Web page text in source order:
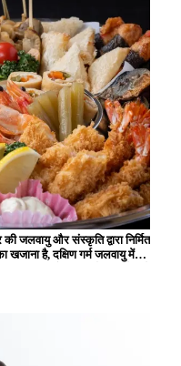
द्वारा निर्मित
से चंगेज